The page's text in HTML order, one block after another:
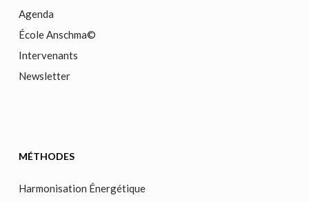
Agenda
École Anschma©
Intervenants
Newsletter
MÉTHODES
Harmonisation Énergétique